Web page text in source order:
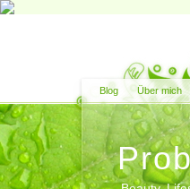
Blog Über mich